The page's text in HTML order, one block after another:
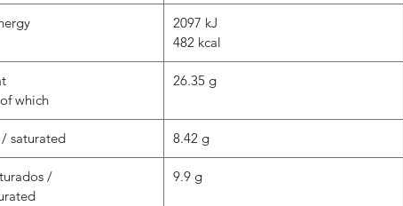
2097 kJ
482 kcal
which
26.35 g
/ saturated 8.42 g
/
9.9 g